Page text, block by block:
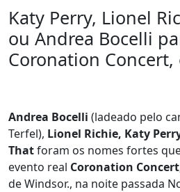
Katy Perry, Lionel
ou Andrea Bocelli
Coronation Concert,
Andrea Bocelli (ladeado pelo
Terfel), Lionel Richie, Katy
Thatforam os nomes fortes
evento real Coronation Concert
de Windsor., na noite passada